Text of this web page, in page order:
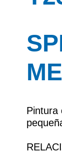
Pintura